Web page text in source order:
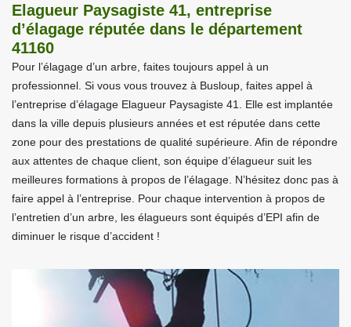
Elagueur Paysagiste 41, entreprise
d’élagage réputée dans le département
41160
Pour l’élagage d’un arbre, faites toujours appel à un
professionnel. Si vous vous trouvez à Busloup, faites appel à
l’entreprise d’élagage Elagueur Paysagiste 41. Elle est implantée
dans la ville depuis plusieurs années et est réputée dans cette
zone pour des prestations de qualité supérieure. Afin de répondre
aux attentes de chaque client, son équipe d’élagueur suit les
meilleures formations à propos de l’élagage. N’hésitez donc pas à
faire appel à l’entreprise. Pour chaque intervention à propos de
l’entretien d’un arbre, les élagueurs sont équipés d’EPI afin de
diminuer le risque d’accident !